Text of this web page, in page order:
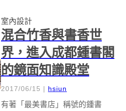
艦店枚方 T-SITE，...
室內設計
混合竹香與書香世
界，進入成都鍾書閣
的鏡面知識殿堂
2017/06/15 | hsiun
有著「最美書店」稱號的鍾書